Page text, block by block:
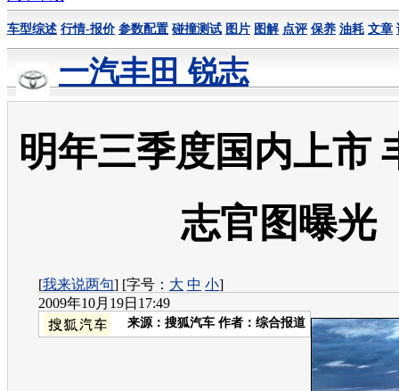
车型综述 行情-报价 参数配置 碰撞测试 图片 图解 点评 保养 油耗 文章
一汽丰田 锐志
明年三季度国内上市
志官图曝光
[我来说两句] [字号： 大 中 小]
2009年10月19日17:49
来源： 搜狐汽车 作者：综合报道